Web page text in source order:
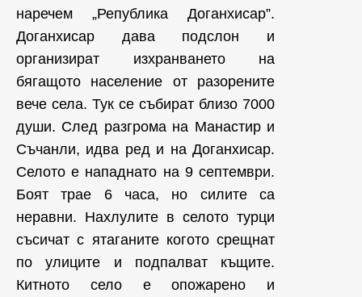
наречем „Република Доганхисар”.
Доганхисар дава подслон и
организират изхранването на
бягащото население от разорените
вече села. Тук се събират близо 7000
души. След разгрома на Манастир и
Съчанли, идва ред и на Доганхисар.
Селото е нападнато на 9 септември.
Боят трае 6 часа, но силите са
неравни. Нахлулите в селото турци
съсичат с ятаганите когото срещнат
по улиците и подпалват къщите.
Китното село е опожарено и